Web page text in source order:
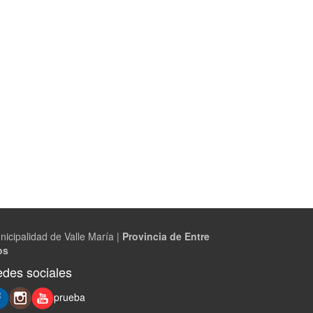
de Valle María | Provincia de Entre
sociales
prueba